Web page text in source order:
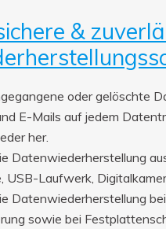
&
oder gelöschte
E-Mails auf jedem
her.
Datenwiederherstellung
USB-Laufwerk,
Datenwiederherstellung
sowie bei